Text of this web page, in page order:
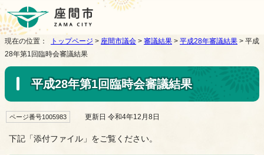
現在の位置： トップページ > 座間市議会 > 審議結果 > 平成28年審議結果 > 平成
28年第1回臨時会審議結果
平成28年第1回臨時会審議結果
ページ番号1005983 更新日 令和4年12月8日
下記「添付ファイル」をご覧ください。